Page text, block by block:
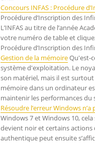
Concours INFAS : Procédure
Procédure d’Inscription des
L’INFAS au titre de l’année
votre numéro de table et
Procédure d’Inscription des
Gestion de la mémoireQu'est-
système d'exploitation. Le
son matériel, mais il est
mémoire dans un ordinateur
maintenir les performances du
Résoudre l’erreur Windows
Windows 7 et Windows 10,
devient noir et certains actions
authentique peut ensuite